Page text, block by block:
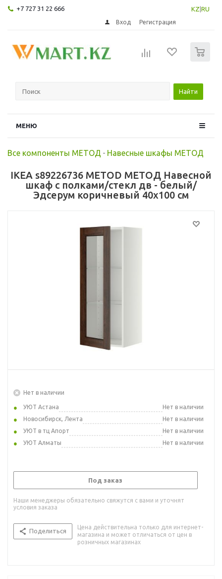
+7 727 31 22 666 KZ RU
Вход Регистрация
Найти
МЕНЮ
Все компоненты МЕТОД - Навесные шкафы МЕТОД
IKEA s89226736 METOD МЕТОД Навесной
шкаф с полками/стекл дв - белый/
Эдсерум коричневый 40x100 см
Нет в наличии
УЮТ Астана
Нет в наличии
Новосибирск, Лента
Нет в наличии
УЮТ в тц Апорт
Нет в наличии
УЮТ Алматы
Нет в наличии
Под заказ
Наши менеджеры обязательно свяжутся с вами и уточнят
условия заказа
Поделиться
Цена действительна только для интернет-
магазина и может отличаться от цен в
розничных магазинах